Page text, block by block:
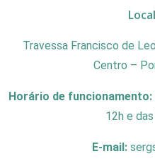
Travessa Francisco de
Centro –
Horário de funcionamento:
12h e
E-mail: